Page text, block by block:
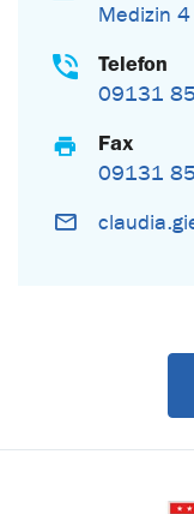
Medizin 4
Telefon
09131
Fax
09131